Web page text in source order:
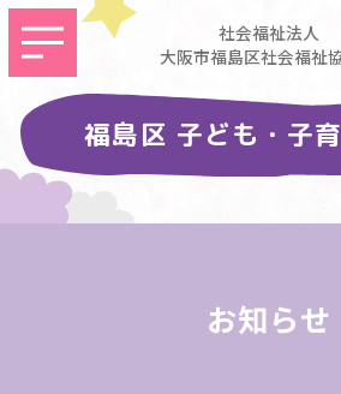
社会福祉法人
大阪市福島区社会福祉
福島区 子ども・子
お知らせ